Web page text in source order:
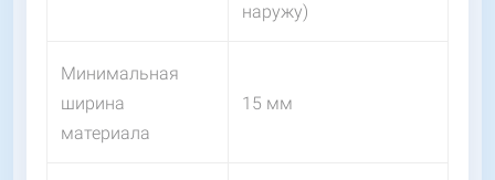
наружу)
Минимальная
ширина
материала
15 мм